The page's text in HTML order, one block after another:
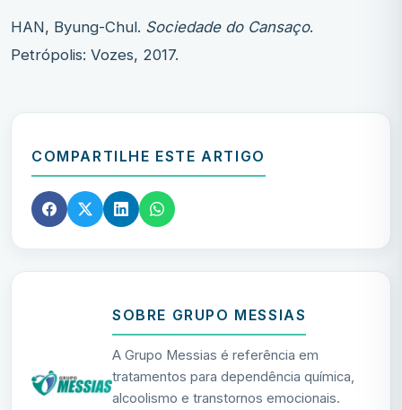
HAN, Byung-Chul. Sociedade do Cansaço.
Petrópolis: Vozes, 2017.
COMPARTILHE ESTE ARTIGO
SOBRE GRUPO MESSIAS
A Grupo Messias é referência em
tratamentos para dependência química,
alcoolismo e transtornos emocionais.